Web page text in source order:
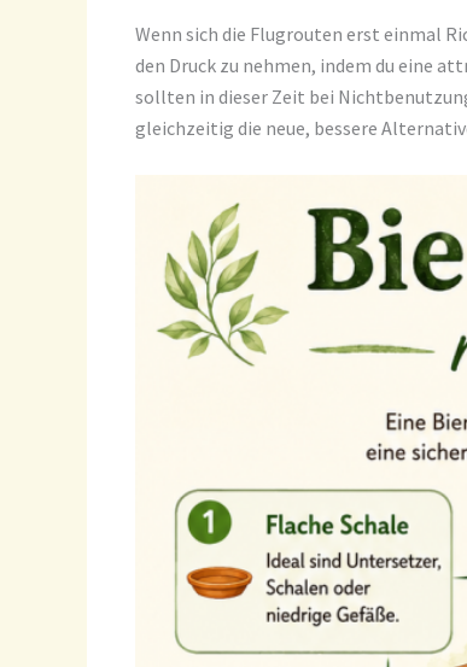
Wenn sich die Flugrouten erst einmal
den Druck zu nehmen, indem du eine
sollten in dieser Zeit bei
gleichzeitig die neue, bessere